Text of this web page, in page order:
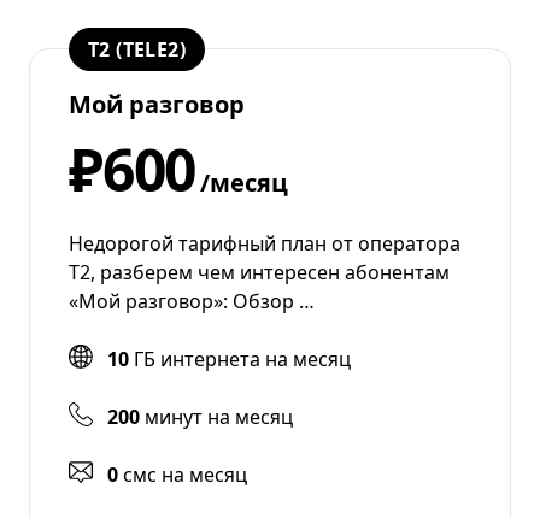
T2 (TELE2)
Мой разговор
₽600/месяц
Недорогой тарифный план от оператора
T2, разберем чем интересен абонентам
«Мой разговор»: Обзор …
10 ГБ интернета на месяц
200 минут на месяц
0смс на месяц